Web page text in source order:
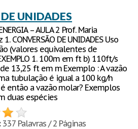
UNIDADES
– AULA 2 Prof. Maria
CONVERSÃO DE UNIDADES Uso
(valores equivalentes de
1. 100m em ft b) 110ft/s
13,25 ft em m Exemplo : A vazão
tubulação é igual a 100 kg/h
então a vazão molar? Exemplos
duas espécies
337 Palavras / 2 Páginas